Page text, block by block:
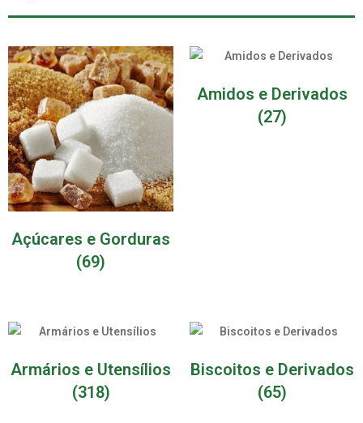
Açúcares e Gorduras
(69)
Amidos e Derivados
(27)
Armários e Utensílios
(318)
Biscoitos e Derivados
(65)